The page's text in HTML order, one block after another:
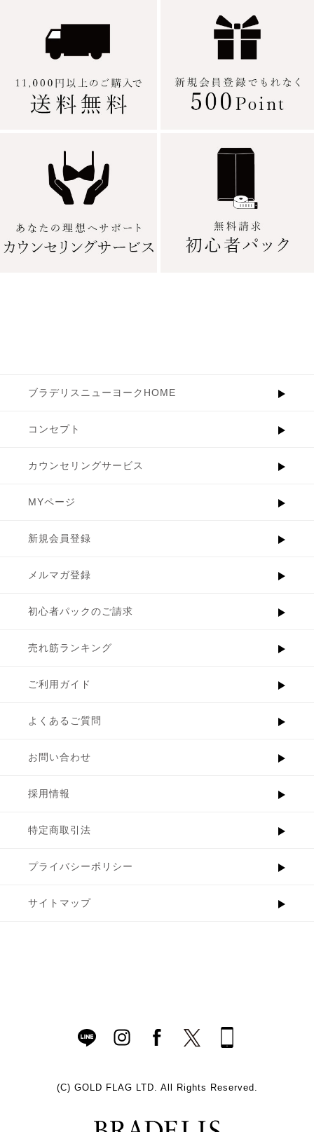
ブラデリスニューヨークHOME
コンセプト
カウンセリングサービス
MYページ
新規会員登録
メルマガ登録
初心者パックのご請求
売れ筋ランキング
ご利用ガイド
よくあるご質問
お問い合わせ
採用情報
特定商取引法
プライバシーポリシー
サイトマップ
(C) GOLD FLAG LTD. All Rights Reserved.